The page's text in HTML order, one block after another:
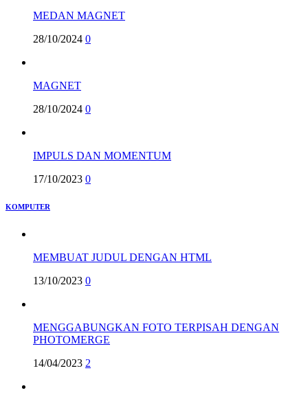
MEDAN MAGNET
28/10/2024 0
MAGNET
28/10/2024 0
IMPULS DAN MOMENTUM
17/10/2023 0
KOMPUTER
MEMBUAT JUDUL DENGAN HTML
13/10/2023 0
MENGGABUNGKAN FOTO TERPISAH DENGAN
PHOTOMERGE
14/04/2023 2